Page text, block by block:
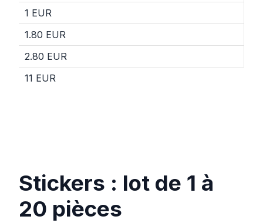
1 EUR
1.80 EUR
2.80 EUR
11 EUR
Stickers : lot de 1 à
20 pièces